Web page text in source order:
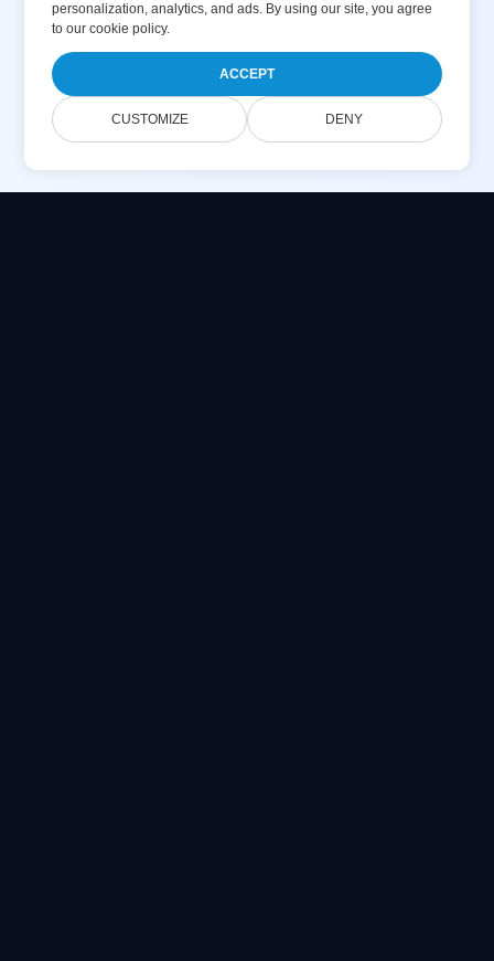
personalization, analytics, and ads. By using our site, you agree
toour cookie policy.
ACCEPT
CUSTOMIZE DENY